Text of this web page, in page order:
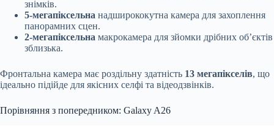
знімків.
5-мегапіксельна надширококутна камера для захоплення
панорамних сцен.
2-мегапіксельна макрокамера для зйомки дрібних об’єктів
зблизька.
Фронтальна камера має роздільну здатність 13 мегапікселів, що
ідеально підійде для якісних селфі та відеодзвінків.
Порівняння з попередником: Galaxy A26